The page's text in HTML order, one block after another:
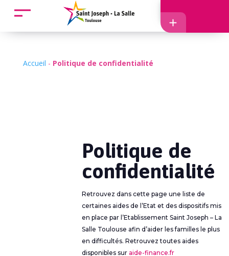
Accueil
Accès
APEL
Accueil - Politique de confidentialité
Politique de
confidentialité
Retrouvez dans cette page une liste de
certaines aides de l’Etat et des dispositifs mis
en place par l’Etablissement Saint Joseph – La
Salle Toulouse afin d’aider les familles le plus
en difficultés. Retrouvez toutes aides
disponibles sur aide-finance.fr